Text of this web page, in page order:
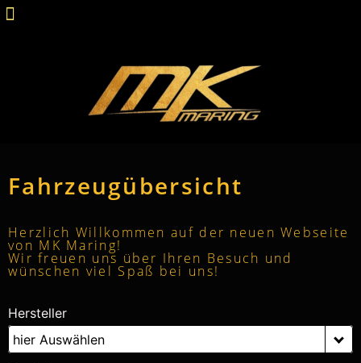
Fahrzeugübersicht
Herzlich Willkommen auf der neuen Webseite
von MK Maring!
Wir freuen uns über Ihren Besuch und
wünschen viel Spaß bei uns!
Hersteller
hier Auswählen